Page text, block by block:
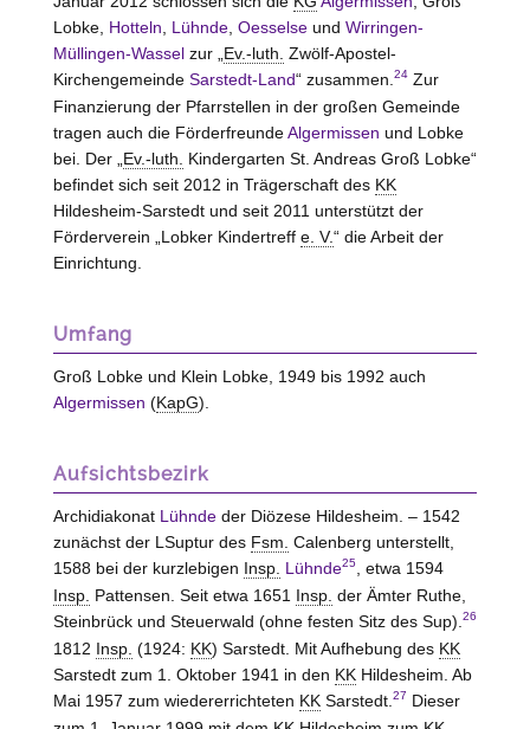
Lobke, Hotteln Lühnde, Oesselseund Wirringen-
Müllingen-Wasselzur „ Ev.-luth. Zwölf-Apostel-
Kirchengemeinde Sarstedt-Land“ zusammen. 24Zur
Finanzierung der Pfarrstellen in der großen Gemeinde
tragen auch die FörderfreundeAlgermissen und Lobke
bei. Der „ Ev.-luth.
Kindergarten St. Andreas Groß Lobke“
befindet sich seit 2012 in Trägerschaft des KK
Hildesheim-Sarstedtund seit 2011 unterstützt der
Förderverein „Lobker Kindertreff e. V.“ die Arbeit der
Einrichtung.
Umfang
Groß Lobke und Klein Lobke, 1949 bis 1992 auch
Algermissen (KapG).
Aufsichtsbezirk
Archidiakonat Lühndeder Diözese Hildesheim. – 1542
zunächst der LSuptur des Fsm. Calenberg unterstellt,
1588 bei der kurzlebigen Insp. Lühnde25, etwa 1594
Insp. Pattensen. Seit etwa 1651 Insp. der Ämter Ruthe,
Steinbrück und Steuerwald (ohne festen Sitz des Sup). 26
1812 Insp. (1924: KK) Sarstedt. Mit Aufhebung des KK
Sarstedtzum 1. Oktober 1941 in den KK Hildesheim . Ab
Mai 1957 zum wiedererrichteten KK Sarstedt. 27 Dieser